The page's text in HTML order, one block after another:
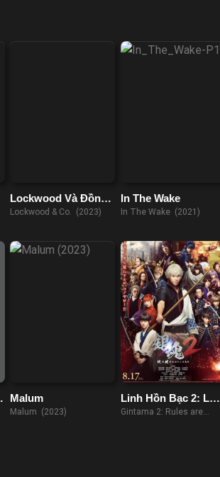
Lockwood Và Đồng
Sự
Lockwood & Co. (2023)
In The Wake
In The Wake (2021)
Malum
Malum (2023)
Linh Hồn Bạc 2: Luật
Lệ Đặt Ra Là Để Phá
Gintama 2: Rules are